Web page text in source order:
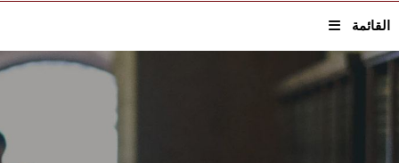
القائمة
الرئيسيـة